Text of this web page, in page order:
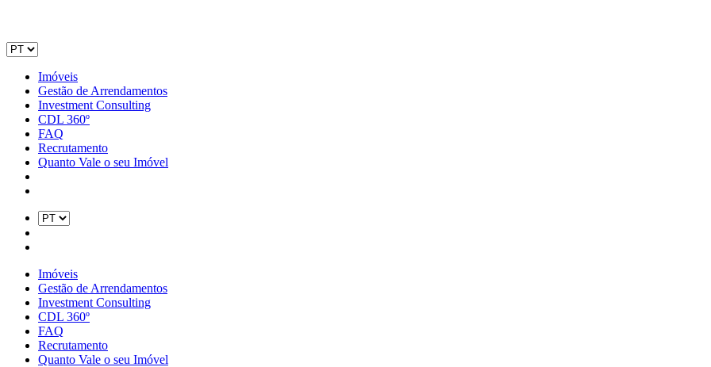
Imóveis
Gestão de Arrendamentos
Investment Consulting
CDL 360º
FAQ
Recrutamento
Quanto Vale o seu Imóvel
Imóveis
Gestão de Arrendamentos
Investment Consulting
CDL 360º
FAQ
Recrutamento
Quanto Vale o seu Imóvel